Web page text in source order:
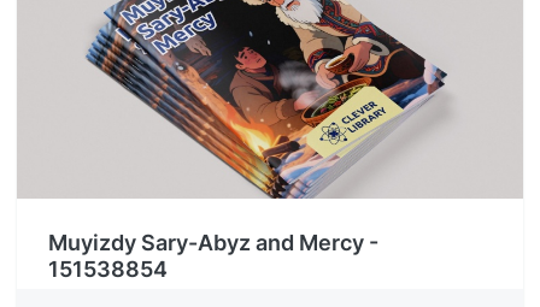
Muyizdy Sary-Abyz and Mercy -
151538854